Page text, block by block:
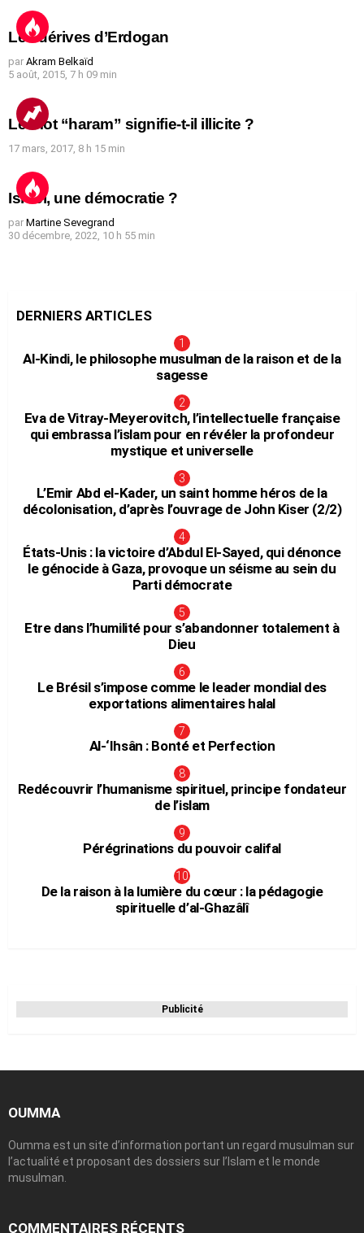
Les dérives d’Erdogan
par Akram Belkaïd
5 août, 2015, 7 h 09 min
Le mot “haram” signifie-t-il illicite ?
17 mars, 2017, 8 h 15 min
Israël, une démocratie ?
par Martine Sevegrand
30 décembre, 2022, 10 h 55 min
DERNIERS ARTICLES
Al-Kindi, le philosophe musulman de la raison et de la
sagesse
Eva de Vitray-Meyerovitch, l’intellectuelle française
qui embrassa l’islam pour en révéler la profondeur
mystique et universelle
L’Emir Abd el-Kader, un saint homme héros de la
décolonisation, d’après l’ouvrage de John Kiser (2/2)
États-Unis : la victoire d’Abdul El-Sayed, qui dénonce
le génocide à Gaza, provoque un séisme au sein du
Parti démocrate
Etre dans l’humilité pour s’abandonner totalement à
Dieu
Le Brésil s’impose comme le leader mondial des
exportations alimentaires halal
Al-‘Ihsân : Bonté et Perfection
Redécouvrir l’humanisme spirituel, principe fondateur
de l’islam
Pérégrinations du pouvoir califal
De la raison à la lumière du cœur : la pédagogie
spirituelle d’al-Ghazâlî
Publicité
OUMMA
Oumma est un site d’information portant un regard musulman sur
l’actualité et proposant des dossiers sur l’Islam et le monde
musulman.
COMMENTAIRES RÉCENTS